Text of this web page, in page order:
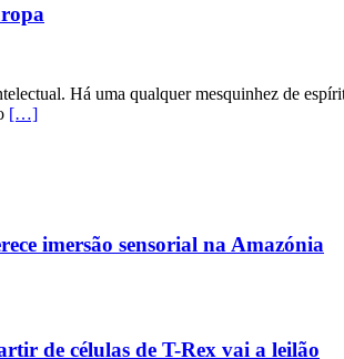
Há uma qualquer mesquinhez de
[…]
imersão sensorial na Amazónia
de células de T-Rex vai a leilão